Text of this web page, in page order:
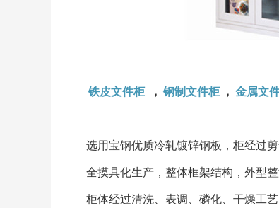
铁皮文件柜 ， 钢制文件柜 ， 金属文
选用宝钢优质冷轧镀锌钢板，柜经过
全摸具化生产，整体框架结构，外型整
柜体经过清洗、表调、磷化、干燥工